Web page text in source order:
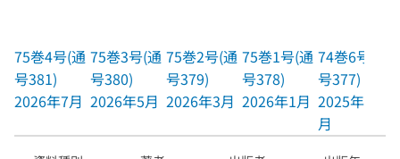
75巻4号(通
号381)
2026年7月
75巻3号(通
号380)
2026年5月
75巻2号(通
号379)
2026年3月
75巻1号(通
号378)
2026年1月
74巻6号(通
号377)
2025年11
月